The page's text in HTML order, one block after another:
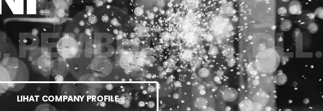
PEMBUATAN, DLL.
LIHAT COMPANY PROFILE